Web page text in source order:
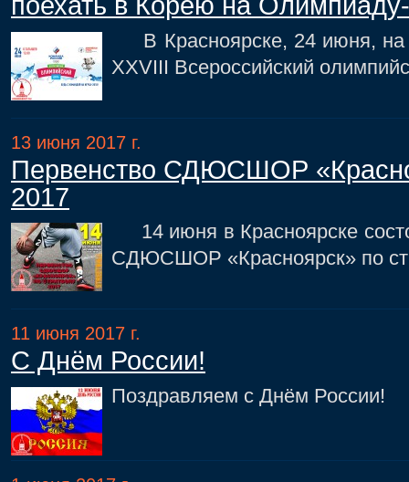
В Красноярске, 24 июня, на
XXVIII Всероссийский
13 июня 2017 г.
Первенство СДЮСШОР
2017
14 июня в Красноярске
СДЮСШОР «Красноярск» по
11 июня 2017 г.
С Днём России!
Поздравляем с Днём России!